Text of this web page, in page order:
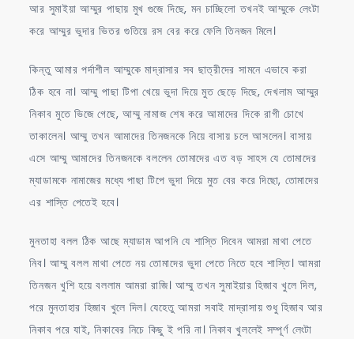
আর সুমাইয়া আম্মুর পাছায় মুখ গুজে দিছে, মন চাচ্ছিলো তখনই আম্মুকে লেংটা
করে আম্মুর ভুদার ভিতর গুতিয়ে রস বের করে ফেলি তিনজন মিলে।
কিন্তু আমার পর্দাশীল আম্মুকে মাদ্রাসার সব ছাত্রীদের সামনে এভাবে করা
ঠিক হবে না। আম্মু পাছা টিপা খেয়ে ভুদা দিয়ে মুত ছেড়ে দিছে, দেখলাম আম্মুর
নিকাব মুতে ভিজে গেছে, আম্মু নামাজ শেষ করে আমাদের দিকে রাগী চোখে
তাকালেন। আম্মু তখন আমাদের তিনজনকে নিয়ে বাসায় চলে আসলেন। বাসায়
এসে আম্মু আমাদের তিনজনকে বললেন তোমাদের এত বড় সাহস যে তোমাদের
ম্যাডামকে নামাজের মধ্যে পাছা টিপে ভুদা দিয়ে মুত বের করে দিছো, তোমাদের
এর শাস্তি পেতেই হবে।
মুনতাহা বলল ঠিক আছে ম্যাডাম আপনি যে শাস্তি দিবেন আমরা মাথা পেতে
নিব। আম্মু বলল মাথা পেতে নয় তোমাদের ভুদা পেতে নিতে হবে শাস্তি। আমরা
তিনজন খুশি হয়ে বললাম আমরা রাজি। আম্মু তখন সুমাইয়ার হিজাব খুলে দিল,
পরে মুনতাহার হিজাব খুলে দিল। যেহেতু আমরা সবাই মাদ্রাসায় শুধু হিজাব আর
নিকাব পরে যাই, নিকাবের নিচে কিছু ই পরি না। নিকাব খুললেই সম্পূর্ণ লেংটা